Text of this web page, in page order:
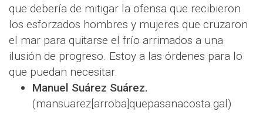
que debería de mitigar la ofensa que recibieron
los esforzados hombres y mujeres que cruzaron
el mar para quitarse el frío arrimados a una
ilusión de progreso. Estoy a las órdenes para lo
que puedan necesitar.
Manuel Suárez Suárez.
(mansuarez[arroba]quepasanacosta.gal)